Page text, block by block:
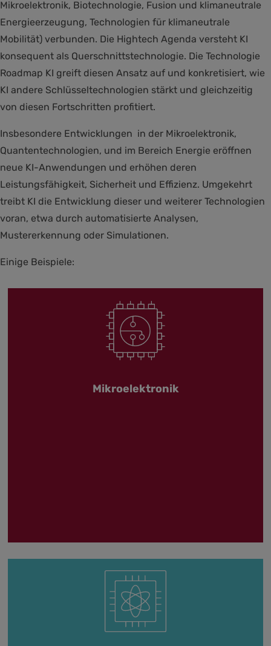
Mikroelektronik, Biotechnologie, Fusion und klimaneutrale
Energieerzeugung, Technologien für klimaneutrale
Mobilität) verbunden. Die Hightech Agenda versteht KI
konsequent als Querschnittstechnologie. Die Technologie
Roadmap KI greift diesen Ansatz auf und konkretisiert, wie
KI andere Schlüsseltechnologien stärkt und gleichzeitig
von diesen Fortschritten profitiert.
Insbesondere Entwicklungen in der Mikroelektronik,
Quantentechnologien, und im Bereich Energie eröffnen
neue KI-Anwendungen und erhöhen deren
Leistungsfähigkeit, Sicherheit und Effizienz. Umgekehrt
treibt KI die Entwicklung dieser und weiterer Technologien
voran, etwa durch automatisierte Analysen,
Mustererkennung oder Simulationen.
Einige Beispiele:
Mikroelektronik